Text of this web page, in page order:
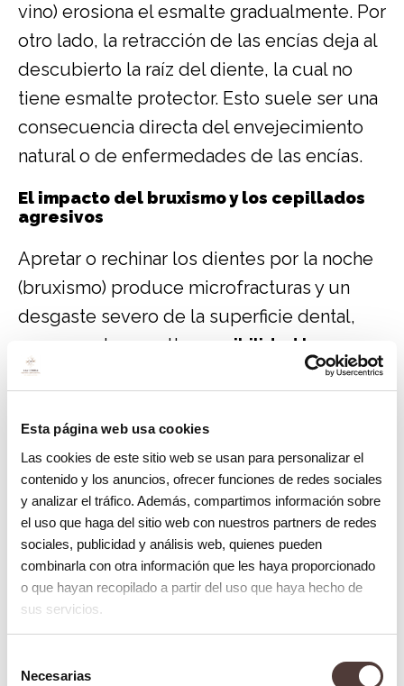
Esta página web usa cookies
Las cookies de este sitio web se usan para personalizar el
contenido y los anuncios, ofrecer funciones de redes sociales
y analizar el tráfico. Además, compartimos información sobre
el uso que haga del sitio web con nuestros partners de redes
sociales, publicidad y análisis web, quienes pueden
combinarla con otra información que les haya proporcionado
o que hayan recopilado a partir del uso que haya hecho de
sus servicios.
Necesarias
vino) erosiona el esmalte gradualmente. Por
otro lado, la retracción de las encías deja al
descubierto la raíz del diente, la cual no
tiene esmalte protector. Esto suele ser una
consecuencia directa del envejecimiento
natural o de enfermedades de las encías.
El impacto del bruxismo y los cepillados
agresivos
Apretar o rechinar los dientes por la noche
(bruxismo) produce microfracturas y un
desgaste severo de la superficie dental,
provocando una alta
sensibilidad los
dientes
cerdas muy duras «barre» literalmente el
esmalte y daña la encía, acelerando el
proceso de hipersensibilidad.
Tratamientos en Clínica La Victoria
para eliminar la sensibilidad
La sensibilidad no tiene por qué ser para
siempre. Dependiendo del diagnóstico, en